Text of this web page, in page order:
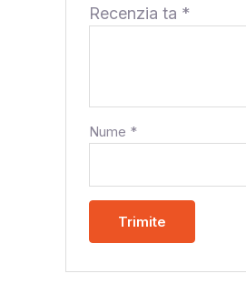
Recenzia ta *
Nume *